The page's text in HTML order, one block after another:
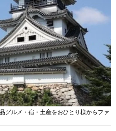
グルメ・宿・土産をおひとり様からファ